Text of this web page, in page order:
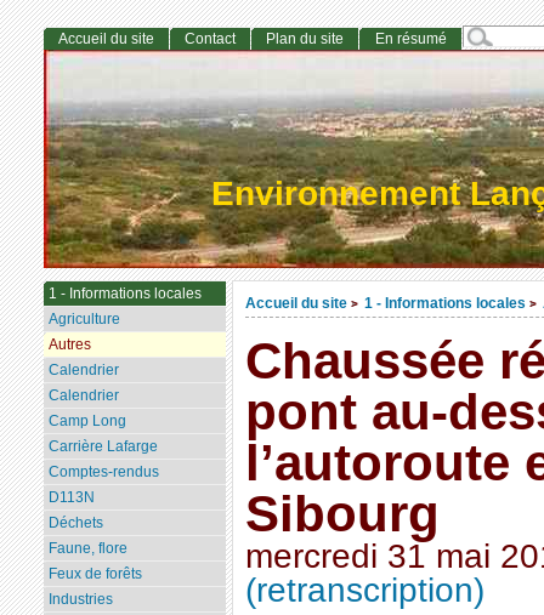
Environnement
Accueil du site > 1 - Informations locales >
Chaussée
pont au-
l’autoroute
Sibourg
mercredi 31 mai
(retranscription)
Accueil du site Contact Plan du site En résumé
1 - Informations locales
Agriculture
Autres
Calendrier
Calendrier
Camp Long
Carrière Lafarge
Comptes-rendus
D113N
Déchets
Faune, flore
Feux de forêts
Industries